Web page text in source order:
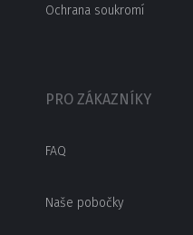
Ochrana soukromí
PRO ZÁKAZNÍKY
FAQ
Naše pobočky